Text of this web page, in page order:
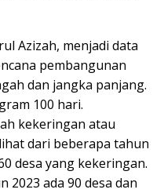
Azizah, menjadi data
pembangunan
dan jangka panjang.
100 hari.
kekeringan atau
dari beberapa tahun
desa yang kekeringan.
2023 ada 90 desa dan